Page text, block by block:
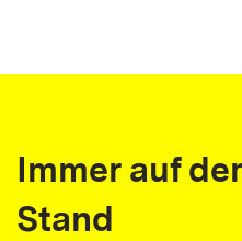
Immer auf
Stand